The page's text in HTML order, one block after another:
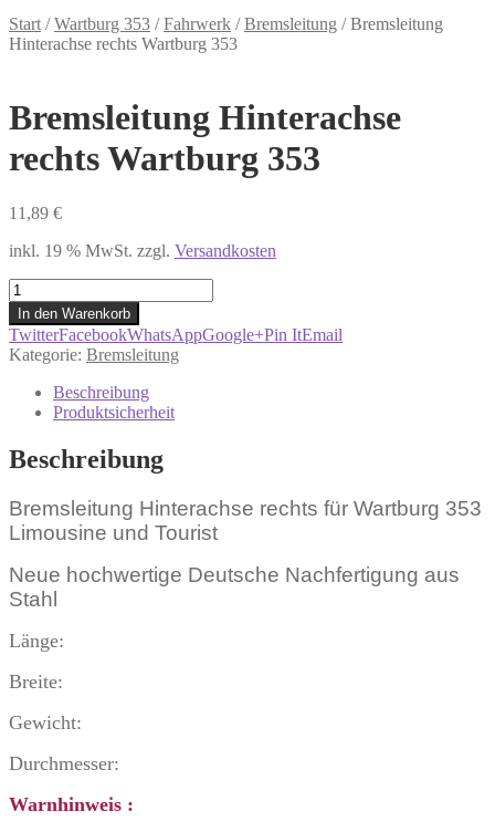
Start /Wartburg 353 /Fahrwerk /Bremsleitung /Bremsleitung
Hinterachse rechts Wartburg 353
Bremsleitung Hinterachse
rechts Wartburg 353
11,89 €
inkl. 19 % MwSt. zzgl. Versandkosten
Bremsleitung
Hinterachse
rechts
Wartburg
353
Menge
In den Warenkorb
TwitterFacebookWhatsAppGoogle+Pin ItEmail
Kategorie: Bremsleitung
Beschreibung
Produktsicherheit
Beschreibung
Bremsleitung Hinterachse rechts für Wartburg 353
Limousine und Tourist
Neue hochwertige Deutsche Nachfertigung aus
Stahl
Länge:
Breite:
Gewicht:
Durchmesser:
Warnhinweis :